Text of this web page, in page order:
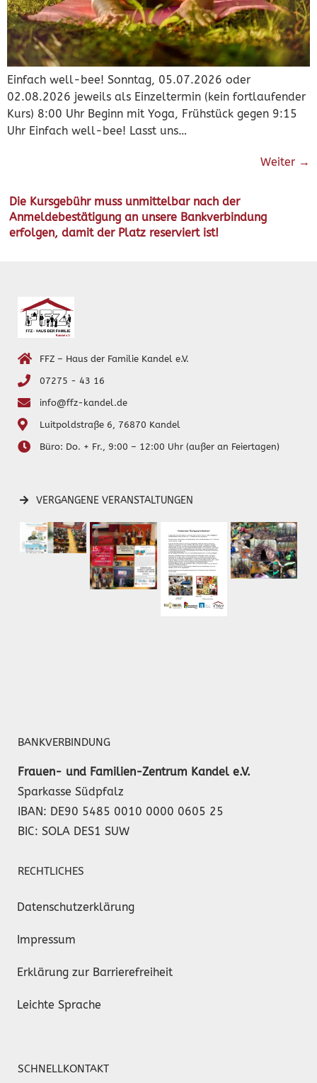
Einfach well-bee! Sonntag, 05.07.2026 oder
02.08.2026 jeweils als Einzeltermin (kein fortlaufender
Kurs) 8:00 Uhr Beginn mit Yoga, Frühstück gegen 9:15
Uhr Einfach well-bee! Lasst uns…
Weiter →
Die Kursgebühr muss unmittelbar nach der
Anmeldebestätigung an unsere Bankverbindung
erfolgen, damit der Platz reserviert ist!
FFZ – Haus der Familie Kandel e.V.
07275 - 43 16
info@ffz-kandel.de
Luitpoldstraße 6, 76870 Kandel
Büro: Do. + Fr., 9:00 – 12:00 Uhr (außer an Feiertagen)
VERGANGENE VERANSTALTUNGEN
BANKVERBINDUNG
Frauen- und Familien-Zentrum Kandel e.V.
Sparkasse Südpfalz
IBAN: DE90 5485 0010 0000 0605 25
BIC: SOLA DES1 SUW
RECHTLICHES
Datenschutzerklärung
Impressum
Erklärung zur Barrierefreiheit
Leichte Sprache
SCHNELLKONTAKT